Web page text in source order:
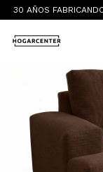
30 AÑOS